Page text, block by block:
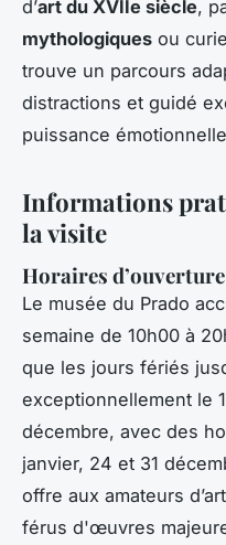
d’art du XVIIe siècle,
mythologiques ou
trouve un parcours
distractions et guidé
puissance
Informations
la visite
Horaires d’ouverture
Le musée du Prado
semaine de 10h00 à
que les jours fériés
exceptionnellement le
décembre, avec des
janvier, 24 et 31
offre aux amateurs
férus d'œuvres